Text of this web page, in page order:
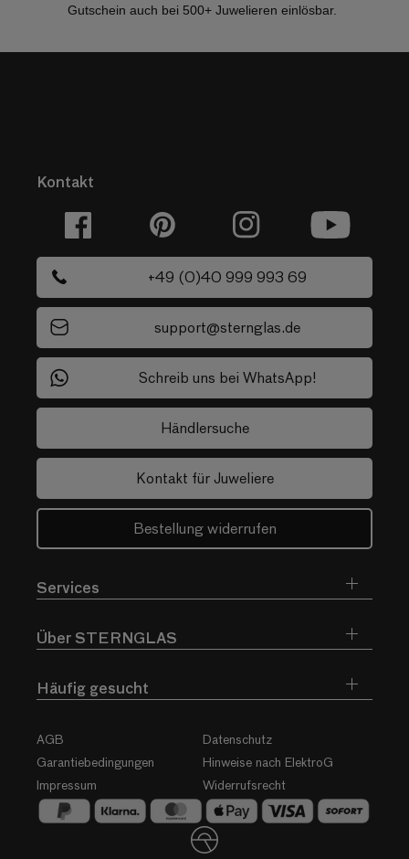
Gutschein auch bei 500+ Juwelieren einlösbar.
Kontakt
Facebook Pinterest Instagram YouTube
+49 (0)40 999 993 69
support@sternglas.de
Schreib uns bei WhatsApp!
Händlersuche
Kontakt für Juweliere
Bestellung widerrufen
Services
Über STERNGLAS
Häufig gesucht
AGB
Datenschutz
Garantiebedingungen
Hinweise nach ElektroG
Impressum
Widerrufsrecht